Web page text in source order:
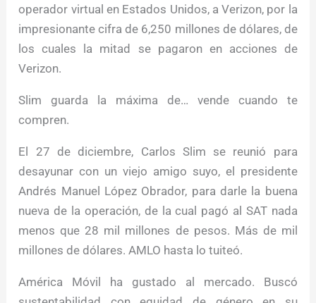
operador virtual en Estados Unidos, a Verizon, por la
impresionante cifra de 6,250 millones de dólares, de
los cuales la mitad se pagaron en acciones de
Verizon.
Slim guarda la máxima de… vende cuando te
compren.
El 27 de diciembre, Carlos Slim se reunió para
desayunar con un viejo amigo suyo, el presidente
Andrés Manuel López Obrador, para darle la buena
nueva de la operación, de la cual pagó al SAT nada
menos que 28 mil millones de pesos. Más de mil
millones de dólares. AMLO hasta lo tuiteó.
América Móvil ha gustado al mercado. Buscó